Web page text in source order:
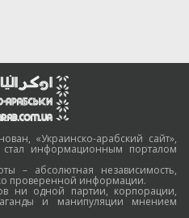
«Украинско-арабский сайт»,
информационным порталом
– абсолютная независимость,
проверенной информации.
ни одной партии, корпорации,
и манипуляции мнением